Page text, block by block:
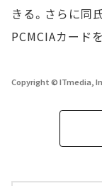
きる。さらに同
PCMCIAカード
Copyright © ITmedia,